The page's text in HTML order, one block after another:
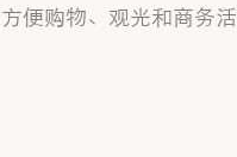
便购物、观光和商务活